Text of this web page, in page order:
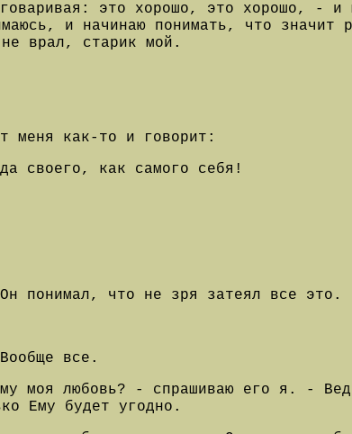
это хорошо, это хорошо, - и
и начинаю понимать, что значит
врал, старик мой.
меня как-то и говорит:
своего, как самого себя!
понимал, что не зря затеял все это.
все.
моя любовь? - спрашиваю его я. -
Ему будет угодно.